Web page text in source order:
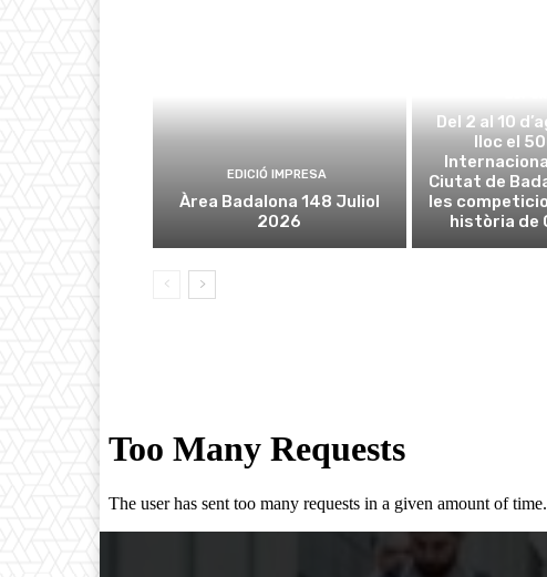
EDICIÓ IMPRESA
Àrea Badalona 148 Juliol
2026
Del 2 al 10
lloc el
Ciutat de
les
història de